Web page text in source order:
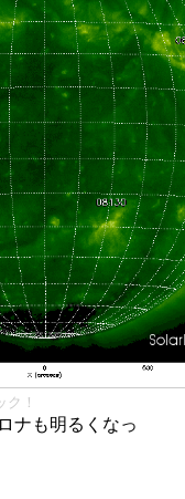
！
ナも明るくなっ